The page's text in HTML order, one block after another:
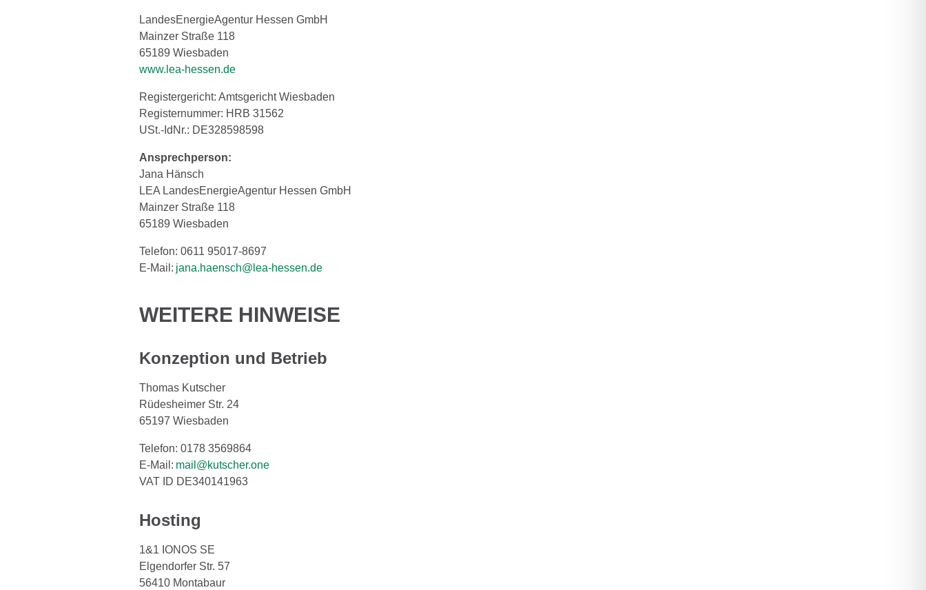
LandesEnergieAgentur Hessen GmbH
Mainzer Straße 118
65189 Wiesbaden
www.lea-hessen.de
Registergericht: Amtsgericht Wiesbaden
Registernummer: HRB 31562
USt.-IdNr.: DE328598598
Ansprechperson:
Jana Hänsch
LEA LandesEnergieAgentur Hessen GmbH
Mainzer Straße 118
65189 Wiesbaden
Telefon: 0611 95017-8697
E-Mail: jana.haensch@lea-hessen.de
WEITERE HINWEISE
Konzeption und Betrieb
Thomas Kutscher
Rüdesheimer Str. 24
65197 Wiesbaden
Telefon: 0178 3569864
E-Mail: mail@kutscher.one
VAT ID DE340141963
Hosting
1&1 IONOS SE
Elgendorfer Str. 57
56410 Montabaur